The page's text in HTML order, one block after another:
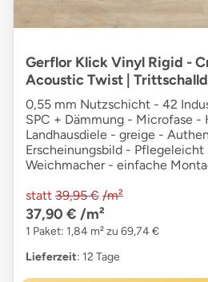
Gerflor Klick Vinyl Rigid -
Acoustic Twist |
0,55 mm Nutzschicht - 42
SPC + Dämmung - Microfase -
Landhausdiele - greige -
Erscheinungsbild - Pflegeleicht
Weichmacher - einfache
statt 39,95 € /m²
37,90 € /m²
1 Paket: 1,84 m² zu 69,74 €
Lieferzeit: 12 Tage